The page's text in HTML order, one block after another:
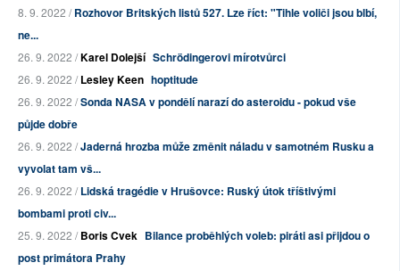
8. 9. 2022 /Rozhovor Britských listů 527. Lze říct: "Tihle voliči jsou blbí,
ne...
26. 9. 2022 /Karel Dolejší Schrödingerovi mírotvůrci
26. 9. 2022 /Lesley Keen hoptitude
26. 9. 2022 /Sonda NASA v pondělí narazí do asteroidu - pokud vše
půjde dobře
26. 9. 2022 /Jaderná hrozba může změnit náladu v samotném Rusku a
vyvolat tam vš...
26. 9. 2022 /Lidská tragédie v Hrušovce: Ruský útok tříštivými
bombami proti civ...
25. 9. 2022 /Boris Cvek Bilance proběhlých voleb: piráti asi přijdou o
post primátora Prahy